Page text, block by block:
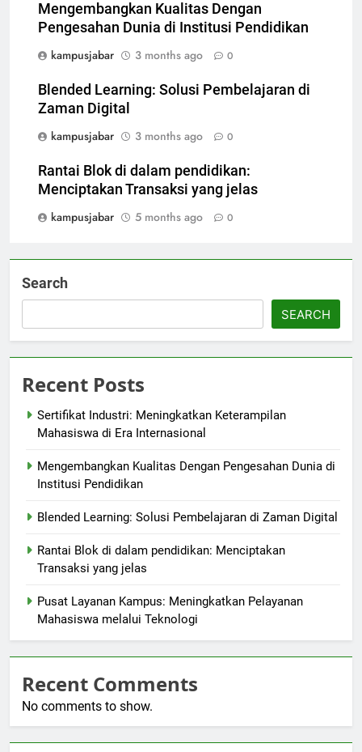
Mengembangkan Kualitas Dengan
Pengesahan Dunia di Institusi Pendidikan
kampusjabar
3 months ago 0
Blended Learning: Solusi Pembelajaran di
Zaman Digital
kampusjabar
3 months ago 0
Rantai Blok di dalam pendidikan:
Menciptakan Transaksi yang jelas
kampusjabar
5 months ago 0
Search
SEARCH
Recent Posts
Sertifikat Industri: Meningkatkan Keterampilan
Mahasiswa di Era Internasional
Mengembangkan Kualitas Dengan Pengesahan Dunia di
Institusi Pendidikan
Blended Learning: Solusi Pembelajaran di Zaman Digital
Rantai Blok di dalam pendidikan: Menciptakan
Transaksi yang jelas
Pusat Layanan Kampus: Meningkatkan Pelayanan
Mahasiswa melalui Teknologi
Recent Comments
No comments to show.